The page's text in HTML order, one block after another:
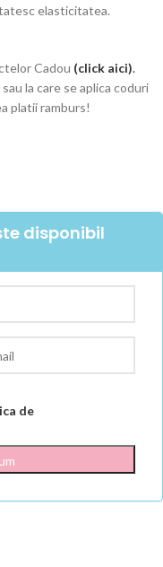
elasticitatea.
Cadou (click aici).
la care se aplica coduri
platii ramburs!
disponibil
de